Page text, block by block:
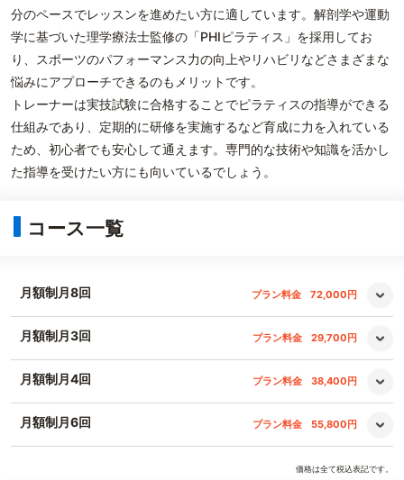
分のペースでレッスンを進めたい方に適しています。解剖学や運動
学に基づいた理学療法士監修の「PHIピラティス」を採用してお
り、スポーツのパフォーマンス力の向上やリハビリなどさまざまな
悩みにアプローチできるのもメリットです。
トレーナーは実技試験に合格することでピラティスの指導ができる
仕組みであり、定期的に研修を実施するなど育成に力を入れている
ため、初心者でも安心して通えます。専門的な技術や知識を活かし
た指導を受けたい方にも向いているでしょう。
コース一覧
月額制月8回 プラン料金 72,000円
月額制月3回 プラン料金 29,700円
月額制月4回 プラン料金 38,400円
月額制月6回 プラン料金 55,800円
価格は全て税込表記です。